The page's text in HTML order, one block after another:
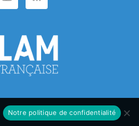
Notre politique de confidentialité